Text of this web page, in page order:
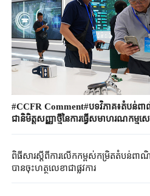
#CCFR Comment#បទវិភាគ៖តំបន់ពា
ជានិមិត្តសញ្ញាថ្មីនៃការធ្វើសមាហរណកម្មសេ
ពិធីសារស្តីពីការលើកកម្ពស់កម្រិតតំបន់ពាណិ
បានចុះហត្ថលេខាជាផ្លូវការ